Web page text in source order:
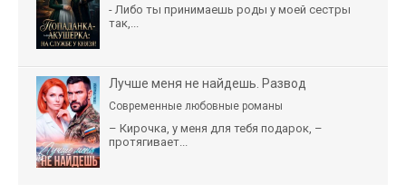
- Либо ты принимаешь роды у моей сестры
так,...
Лучше меня не найдешь. Развод
Современные любовные романы
– Кирочка, у меня для тебя подарок, –
протягивает...